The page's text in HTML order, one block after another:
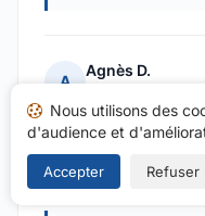
A
Agnès D.
Note : 5 sur 5
Publié le 03/08/2026 à
suite à un achat du 23/07/
Livraison hyper
Nous utilisons des
d'audience et
Accepter Refuser